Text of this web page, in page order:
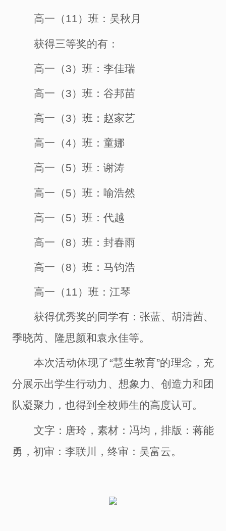
高一（11）班：吴秋月
获得三等奖的有：
高一（3）班：李佳瑞
高一（3）班：谷邦苗
高一（3）班： 赵家艺
高一（4）班：童娜
高一（5）班：谢涛
高一（5）班：喻浩然
高一（5）班 ： 代越
高一（8）班：封春雨
高一（8）班：马钧浩
高一（11）班：江琴
获得优秀奖的同学有：张蓝、胡清茜、
季晓芮、隆思颜和袁永佳等。
本次活动体现了“慧生教育”的理念，充
分展示出学生行动力、想象力、创造力和团
队凝聚力，也得到全校师生的高度认可。
文字：唐玲 ， 素材：冯均 ，排版：蒋能
勇 ， 初审：李联川 ， 终审：吴富云。